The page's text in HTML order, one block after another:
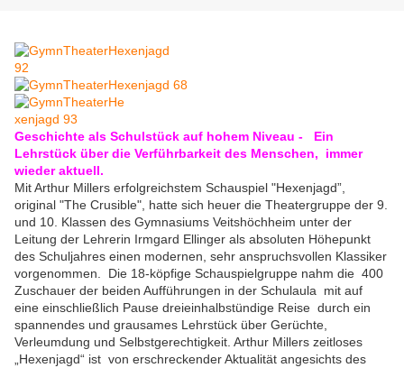
Geschichte als Schulstück auf hohem Niveau -
Ein
Lehrstück über die Verführbarkeit des Menschen, immer
wieder aktuell.
Mit Arthur Millers erfolgreichstem Schauspiel "Hexenjagd”,
original "The Crusible", hatte sich heuer die Theatergruppe der 9.
und 10. Klassen des Gymnasiums Veitshöchheim unter der
Leitung der Lehrerin Irmgard Ellinger als absoluten Höhepunkt
des Schuljahres einen modernen, sehr anspruchsvollen Klassiker
vorgenommen. Die 18-köpfige Schauspielgruppe nahm die 400
Zuschauer der beiden Aufführungen in der Schulaula mit auf
eine einschließlich Pause dreieinhalbstündige Reise durch ein
spannendes und grausames Lehrstück über Gerüchte,
Verleumdung und Selbstgerechtigkeit. Arthur Millers zeitloses
„Hexenjagd“ ist von erschreckender Aktualität angesichts des